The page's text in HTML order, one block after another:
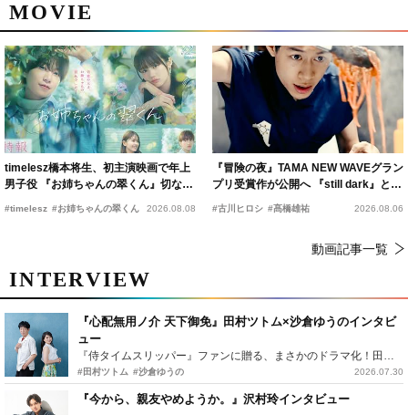
MOVIE
timelesz橋本将生、初主演映画で年上
男子役 『お姉ちゃんの翠くん』切ない
恋の幕開けを予感
#timelesz #お姉ちゃんの翠くん 2026.08.08
『冒険の夜』TAMA NEW WAVEグラン
プリ受賞作が公開へ 『still dark』と同
時上映決定
#古川ヒロシ #髙橋雄祐 2026.08.06
動画記事一覧
INTERVIEW
『心配無用ノ介 天下御免』田村ツトム×沙倉ゆうのインタビ
ュー
『侍タイムスリッパー』ファンに贈る、まさかのドラマ化！田村ツトム×沙倉ゆうのが語る『心配無用ノ介』撮影秘話
#田村ツトム #沙倉ゆうの 2026.07.30
『今から、親友やめようか。』沢村玲インタビュー